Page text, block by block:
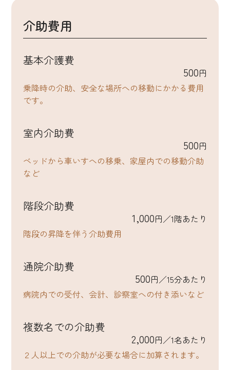
介助費用
基本介護費
500円
乗降時の介助、安全な場所への移動にかかる費用
です。
室内介助費
500円
ベッドから車いすへの移乗、家屋内での移動介助
など
階段介助費
1,000円／1階あたり
階段の昇降を伴う介助費用
通院介助費
500円／15分あたり
病院内での受付、会計、診察室への付き添いなど
複数名での介助費
2,000円／1名あたり
２人以上での介助が必要な場合に加算されます。